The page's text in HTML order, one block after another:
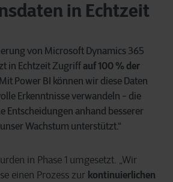
in Echtzeit
von Microsoft Dynamics 365
in Echtzeit Zugriffauf 100 % der
Power BI können wir diese Daten
Erkenntnisse verwandeln - die
Entscheidungen anhand besserer
Wachstum unterstützt.“
in Phase 1 umgesetzt. „Wir
einen Prozess zur kontinuierlichen